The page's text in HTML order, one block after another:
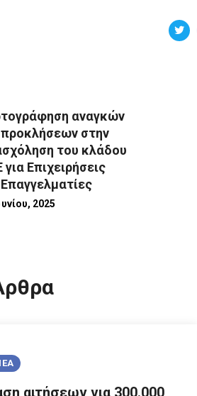
αναγκών
προκλήσεων στην
του κλάδου
Επιχειρήσεις
2025
αιτήσεων για 300.000